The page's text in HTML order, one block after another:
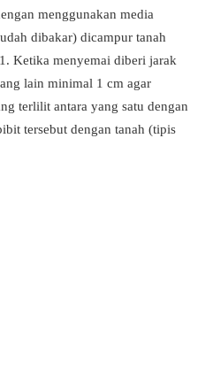
menggunakan media
dibakar) dicampur tanah
Ketika menyemai diberi jarak
lain minimal 1 cm agar
terlilit antara yang satu dengan
tersebut dengan tanah (tipis